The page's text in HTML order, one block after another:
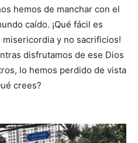
hemos de manchar con el
caído. ¡Qué fácil es
y no sacrificios!
disfrutamos de ese Dios
lo hemos perdido de vista
crees?